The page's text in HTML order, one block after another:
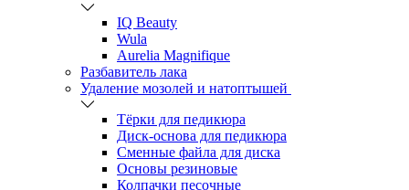
IQ Beauty
Wula
Aurelia Magnifique
Разбавитель лака
Удаление мозолей и натоптышей
Тёрки для педикюра
Диск-основа для педикюра
Сменные файла для диска
Основы резиновые
Колпачки песочные